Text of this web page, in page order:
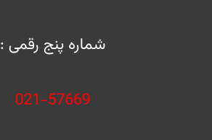
شماره پنج رقمی :
021-57669